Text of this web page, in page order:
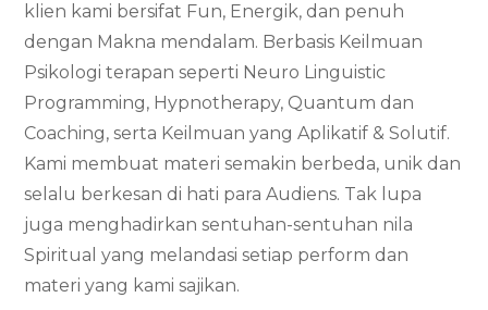
klien kami bersifat Fun, Energik, dan penuh
dengan Makna mendalam. Berbasis Keilmuan
Psikologi terapan seperti Neuro Linguistic
Programming, Hypnotherapy, Quantum dan
Coaching, serta Keilmuan yang Aplikatif & Solutif.
Kami membuat materi semakin berbeda, unik dan
selalu berkesan di hati para Audiens. Tak lupa
juga menghadirkan sentuhan-sentuhan nila
Spiritual yang melandasi setiap perform dan
materi yang kami sajikan.